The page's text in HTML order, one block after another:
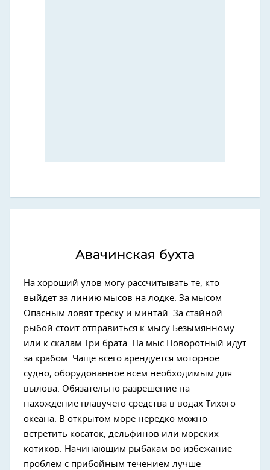
Авачинская бухта
На хороший улов могу рассчитывать те, кто
выйдет за линию мысов на лодке. За мысом
Опасным ловят треску и минтай. За стайной
рыбой стоит отправиться к мысу Безымянному
или к скалам Три брата. На мыс Поворотный идут
за крабом. Чаще всего арендуется моторное
судно, оборудованное всем необходимым для
вылова. Обязательно разрешение на
нахождение плавучего средства в водах Тихого
океана. В открытом море нередко можно
встретить косаток, дельфинов или морских
котиков. Начинающим рыбакам во избежание
проблем с прибойным течением лучше